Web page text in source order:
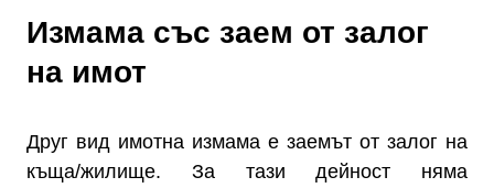
Измама със заем от залог
на имот
Друг вид имотна измама е заемът от залог на
къща/жилище. За тази дейност няма